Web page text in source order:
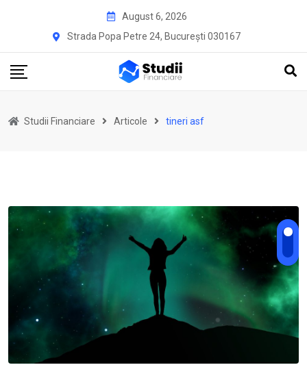
August 6, 2026
Strada Popa Petre 24, București 030167
Studii Financiare Articole tineri asf